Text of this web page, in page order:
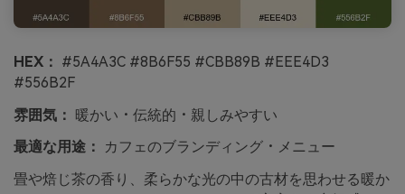
HEX： #5A4A3C #8B6F55 #CBB89B #EEE4D3
#556B2F
雰囲気： 暖かい・伝統的・親しみやすい
最適な用途：
カフェのブランディング・メニュー
畳や焙じ茶の香り、柔らかな光の中の古材を思わせる暖か